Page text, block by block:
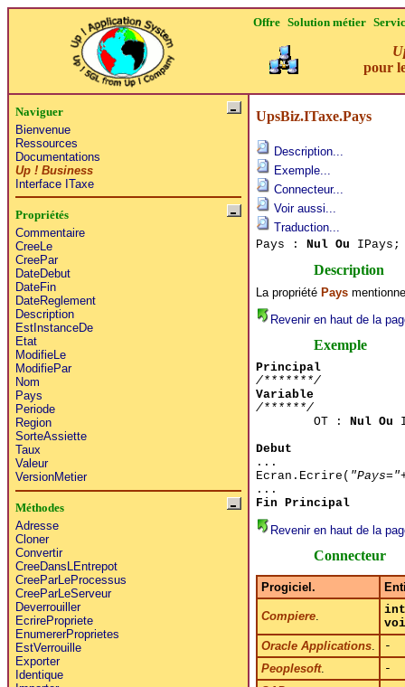
Offre Solution métier
pour
Naviguer
Bienvenue
Ressources
Documentations
Up ! Business
Interface ITaxe
Propriétés
Commentaire
CreeLe
CreePar
DateDebut
DateFin
DateReglement
Description
EstInstanceDe
Etat
ModifieLe
ModifiePar
Nom
Pays
Periode
Region
SorteAssiette
Taux
Valeur
VersionMetier
Méthodes
Adresse
Cloner
Convertir
CreeDansLEntrepot
CreeParLeProcessus
CreeParLeServeur
Deverrouiller
EcrirePropriete
EnumererProprietes
EstVerrouille
Exporter
Identique
UpsBiz.ITaxe.Pays
Description...
Exemple...
Connecteur...
Voir aussi...
Traduction...
Pays : Nul Ou IPays;
Description
La propriété Pays
Revenir en haut de la
Exemple
Principal
/*******/
Variable
/******/
OT : Nul Ou
Debut
...
Ecran.Ecrire( "Pays="
...
Fin Principal
Revenir en haut de la
Connecteur
Progiciel.
Compiere
int
Oracle Applications
-
Peoplesoft.
-